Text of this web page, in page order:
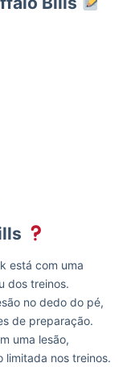
está com uma
dos treinos.
no dedo do pé,
de preparação.
uma lesão,
limitada nos treinos.